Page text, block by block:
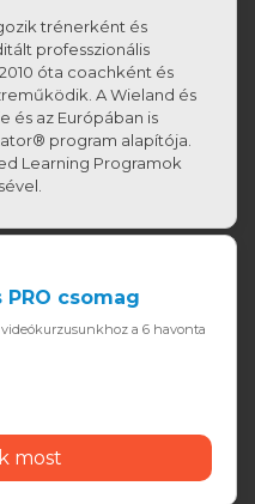
trénerként és
professzionális
óta coachként és
A Wieland és
és az Európában is
program alapítója.
Learning Programok
csomag
a 6 havonta
most